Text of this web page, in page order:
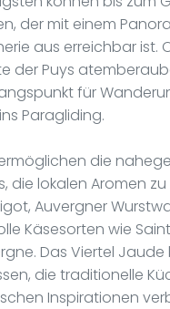
der mit einem
aus erreichbar ist.
der Puys
für
Paragliding.
die
die lokalen Aromen
Auvergner
Käsesorten wie
Das Viertel
die traditionelle
Inspirationen